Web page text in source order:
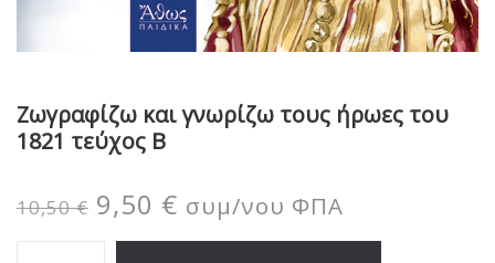
Ζωγραφίζω και γνωρίζω τους ήρωες του
1821 τεύχος Β
10,50€ 9,50 € συμ/νου ΦΠΑ